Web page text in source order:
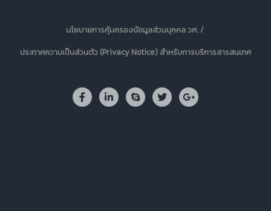
นโยบายการคุ้มครองข้อมูลส่วนบุคคล วศ. /
ประกาศความเป็นส่วนตัว (Privacy Notice) สำหรับการบริการสารสนเทศ